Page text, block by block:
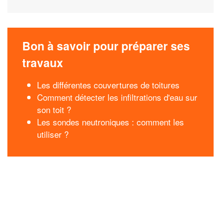
Bon à savoir pour préparer ses
travaux
Les différentes couvertures de toitures
Comment détecter les infiltrations d'eau sur
son toit ?
Les sondes neutroniques : comment les
utiliser ?